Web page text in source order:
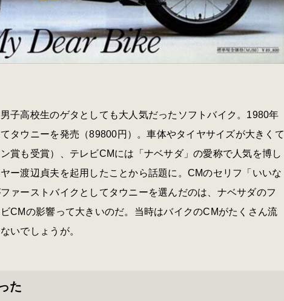
子高校生のゲタとしても大人気だったソフトバイク。1980年
タウニーを発売（89800円）。車体やタイヤサイズが大きくて
賞も受賞）、テレビCMには「ナベサダ」の愛称で人気を博し
ー渡辺貞夫を起用したことから話題に。CMのセリフ「いいな
ァーストバイクとしてタウニーを選んだのは、ナベサダのフ
CMの影響って大きいのだ。当時はバイクのCMがたくさん流
いでしょうが。
た